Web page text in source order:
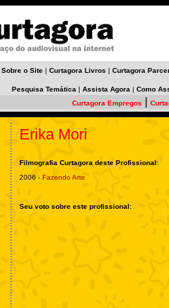
Sobre o Site | Curtagora Livros | Curtagora
Pesquisa Temática | Assista Agora | Como
Curtagora Empregos
Erika Mori
Filmografia Curtagora deste Profissional:
2006 - Fazendo Arte
Seu voto sobre este profissional: